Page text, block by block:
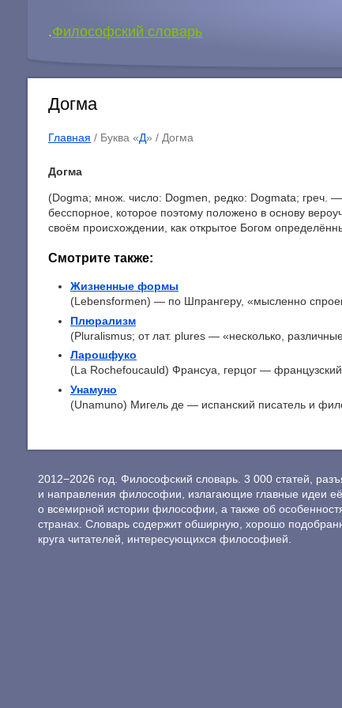
.Философский словарь
Догма
Главная / Буква «Д» / Догма
Догма
(Dogma; множ. число: Dogmen, редко: Dogmata; греч.
бесспорное, которое поэтому положено в основу
своём происхождении, как открытое Богом
Смотрите также:
Жизненные формы
(Lebensformen) — по Шпрангеру, «мысленно
Плюрализм
(Pluralismus; от лат. plures — «несколько,
Ларошфуко
(La Rochefoucauld) Франсуа, герцог —
Унамуно
(Unamuno) Мигель де — испанский писатель и
2012−2026 год. Философский словарь. 3 000 статей,
и направления философии, излагающие главные идеи
о всемирной истории философии, а также об
странах. Словарь содержит обширную, хорошо
круга читателей, интересующихся философией.